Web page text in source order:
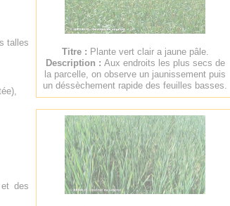
Titre : Plante vert clair a jaune pâle.
Description : Aux endroits les plus secs de
la parcelle, on observe un jaunissement puis
un déssèchement rapide des feuilles basses.
talles
des